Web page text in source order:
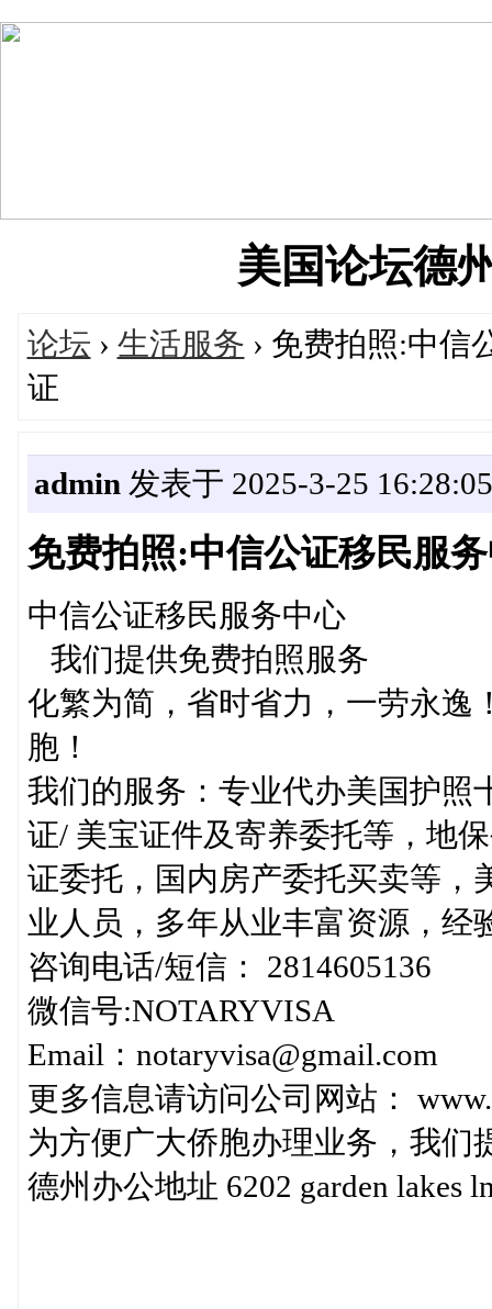
美国论坛德
论坛 › 生活服务 › 免费拍照:中信
证
admin 发表于 2025-3-25 16:28:05
免费拍照:中信公证移民服
中信公证移民服务中心
我们提供免费拍照服务
化繁为简，省时省力，一劳永逸
胞！
我们的服务：专业代办美国护照
证/ 美宝证件及寄养委托等，地
证委托，国内房产委托买卖等，
业人员，多年从业丰富资源，经
咨询电话/短信： 2814605136
微信号:NOTARYVISA
Email：notaryvisa@gmail.com
更多信息请访问公司网站：
为方便广大侨胞办理业务，我们
德州办公地址 6202 garden lakes